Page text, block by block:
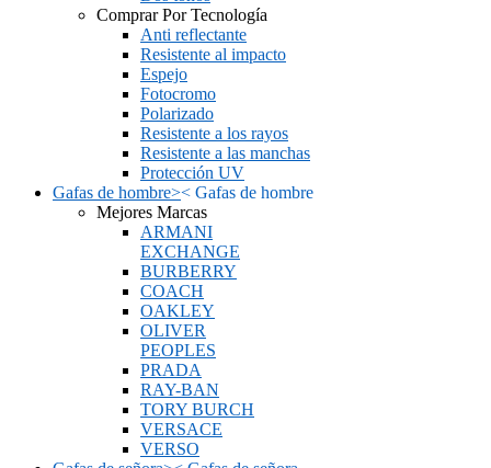
Comprar Por Tecnología
Anti reflectante
Resistente al impacto
Espejo
Fotocromo
Polarizado
Resistente a los rayos
Resistente a las manchas
Protección UV
Gafas de hombre>< Gafas de hombre
Mejores Marcas
ARMANI
EXCHANGE
BURBERRY
COACH
OAKLEY
OLIVER
PEOPLES
PRADA
RAY-BAN
TORY BURCH
VERSACE
VERSO